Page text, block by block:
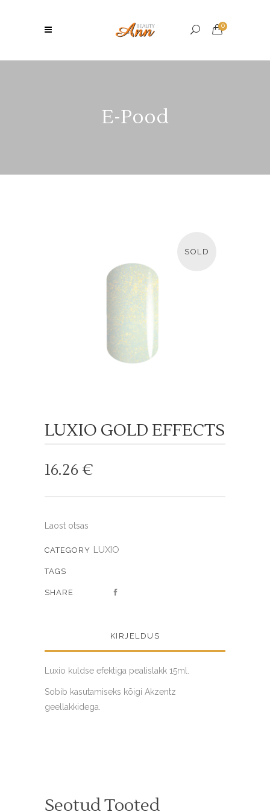
0
E-Pood
SOLD
LUXIO GOLD EFFECTS
16.26 €
Laost otsas
CATEGORY LUXIO
TAGS
SHARE
KIRJELDUS
Luxio kuldse efektiga pealislakk 15ml.
Sobib kasutamiseks kõigi Akzentz
geellakkidega.
Seotud Tooted